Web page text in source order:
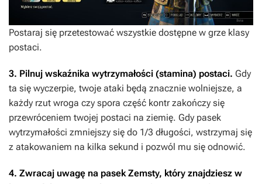
Postaraj się przetestować wszystkie dostępne w grze klasy
postaci.
3. Pilnuj wskaźnika wytrzymałości (stamina) postaci. Gdy
ta się wyczerpie, twoje ataki będą znacznie wolniejsze, a
każdy rzut wroga czy spora część kontr zakończy się
przewróceniem twojej postaci na ziemię. Gdy pasek
wytrzymałości zmniejszy się do 1/3 długości, wstrzymaj się
z atakowaniem na kilka sekund i pozwól mu się odnowić.
4. Zwracaj uwagę na pasek Zemsty, który znajdziesz w